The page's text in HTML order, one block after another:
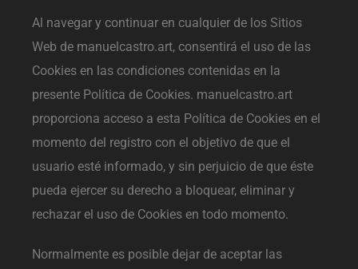
Al navegar y continuar en cualquier de los Sitios
Web de manuelcastro.art, consentirá el uso de las
Cookies en las condiciones contenidas en la
presente Política de Cookies. manuelcastro.art
proporciona acceso a esta Política de Cookies en el
momento del registro con el objetivo de que el
usuario esté informado, y sin perjuicio de que éste
pueda ejercer su derecho a bloquear, eliminar y
rechazar el uso de Cookies en todo momento.
Normalmente es posible dejar de aceptar las